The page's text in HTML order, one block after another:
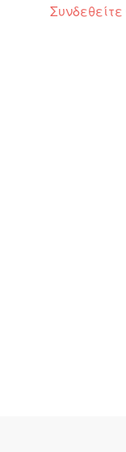
Συνδεθείτε